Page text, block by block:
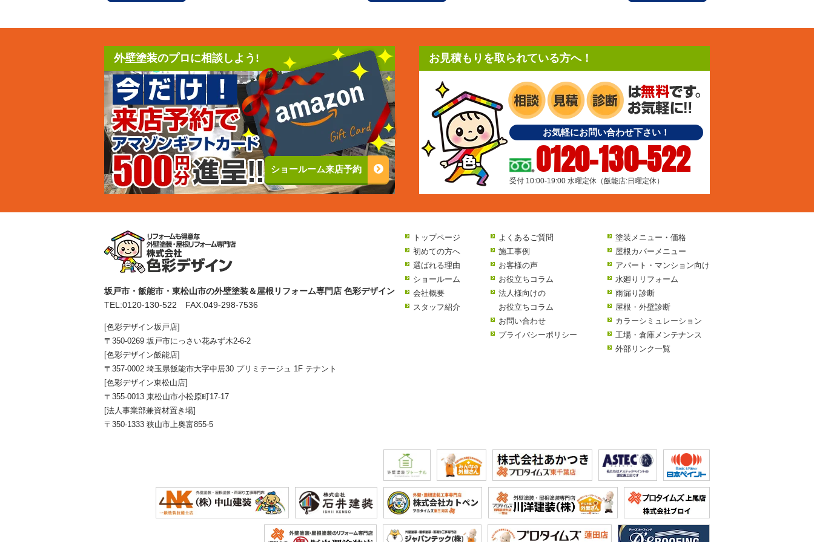
外壁塗装のプロに相談しよう!
ショールーム来店予約
お見積もりを取られている方へ！
お気軽にお問い合わせ下さい！
0120-130-522
受付 10:00-19:00 水曜定休（飯能店:日曜定休）
坂戸市・飯能市・東松山市の外壁塗装＆屋根リフォーム専門店 色彩デザイン
TEL:0120-130-522 FAX:049-298-7536
[色彩デザイン坂戸店]
〒350-0269 坂戸市にっさい花みず木2-6-2
[色彩デザイン飯能店]
〒357-0002 埼玉県飯能市大字中居30 プリミテージュ 1F テナント
[色彩デザイン東松山店]
〒355-0013 東松山市小松原町17-17
[法人事業部兼資材置き場]
〒350-1333 狭山市上奥富855-5
トップページ
初めての方へ
選ばれる理由
ショールーム
会社概要
スタッフ紹介
よくあるご質問
施工事例
お客様の声
お役立ちコラム
法人様向けの
お役立ちコラム
お問い合わせ
プライバシーポリシー
塗装メニュー・価格
屋根カバーメニュー
アパート・マンション向け
水廻りリフォーム
雨漏り診断
屋根・外壁診断
カラーシミュレーション
工場・倉庫メンテナンス
外部リンク一覧